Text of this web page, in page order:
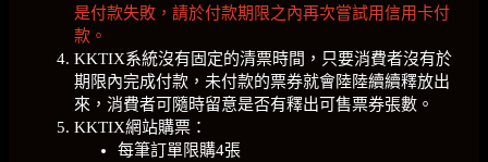
是付款失敗，請於付款期限之內再次嘗試用信用卡付
款。
KKTIX系統沒有固定的清票時間，只要消費者沒有於
期限內完成付款，未付款的票券就會陸陸續續釋放出
來，消費者可隨時留意是否有釋出可售票券張數。
KKTIX網站購票：
每筆訂單限購4張